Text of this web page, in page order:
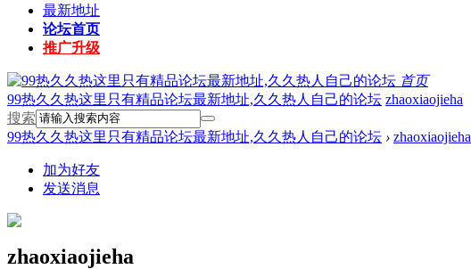
最新地址
论坛首页
推广升级
首页
99热久久热这里只有精品论坛最新地址,久久热人自己的论坛 zhaoxiaojieha
搜索
99热久久热这里只有精品论坛最新地址,久久热人自己的论坛 › zhaoxiaojieha
加为好友
发送消息
zhaoxiaojieha